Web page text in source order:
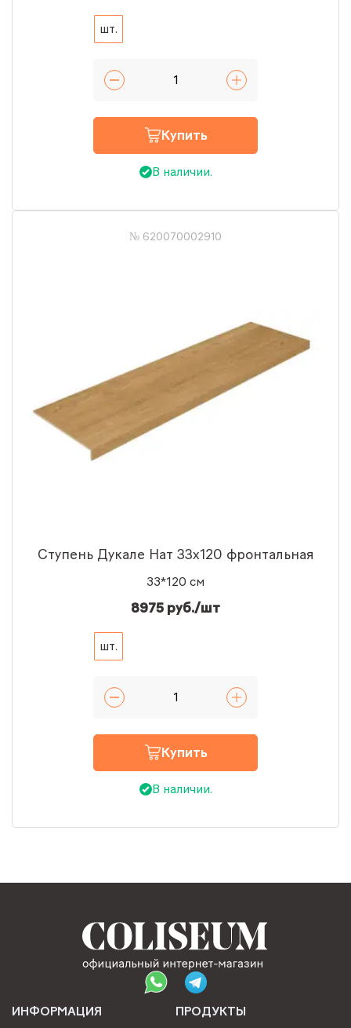
шт.
Купить
В наличии.
№ 620070002910
Ступень Дукале Нат 33x120 фронтальная
33*120 см
8975 руб./шт
шт.
Купить
В наличии.
ИНФОРМАЦИЯ ПРОДУКТЫ